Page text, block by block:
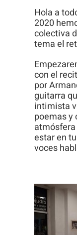
Hola a
2020
colectiva
tema el
con el
por
guitarra
intimista
poemas y
estar en
voces